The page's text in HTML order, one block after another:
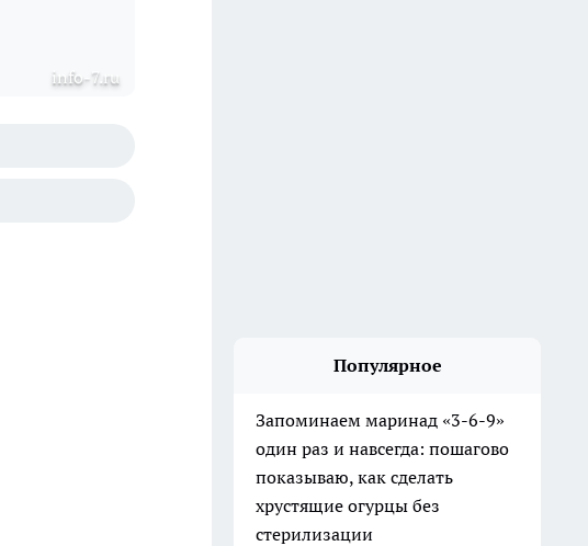
info-7.ru
Популярное
Запоминаем маринад «3-6-9»
один раз и навсегда: пошагово
показываю, как сделать
хрустящие огурцы без
стерилизации